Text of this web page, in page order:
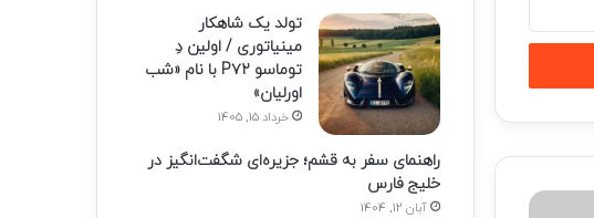
تولد یک شاهکار
مینیاتوری / اولین دِ
توماسو P۷۲ با نام «شب
اورلیان»
خرداد 15, 1405
راهنمای سفر به قشم؛ جزیره‌ای شگفت‌انگیز در
خلیج فارس
آبان 12, 1404